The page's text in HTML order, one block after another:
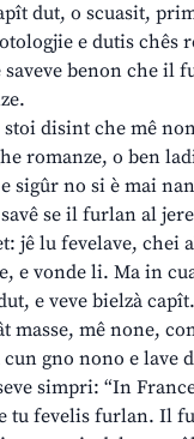
dut, o scuasit,
e dutis chês
saveve benon che il
disint che mê
romanze, o ben
sigûr no si è mai
se il furlan al
jê lu fevelave, chei
e vonde li. Ma in
e veve bielzà capît.
masse, mê none,
gno nono e lave
simpri: “In
tu fevelis furlan. Il